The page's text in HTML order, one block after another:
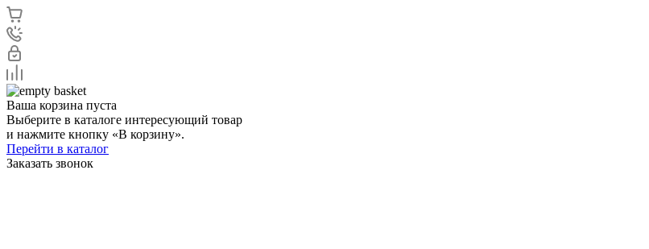
Ваша корзина пуста
Выберите в каталоге интересующий товар
и нажмите кнопку «В корзину».
Перейти в каталог
Заказать звонок